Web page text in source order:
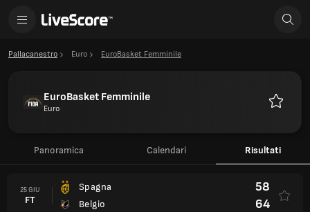
Pallacanestro Euro EuroBasket Femminile
EuroBasket Femminile
Euro
Panoramica Calendari Risultati
25 GIU
FT
Spagna
Belgio
58
64